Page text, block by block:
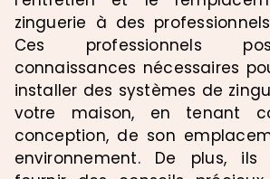
zinguerie à des
Ces professionnels
connaissances nécessaires
installer des systèmes de
votre maison, en tenant
conception, de son
environnement. De plus, ils